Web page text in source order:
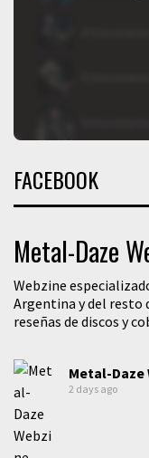
FACEBOOK
Metal-Daze
Webzine
Argentina y del resto
reseñas de discos y
Metal-Daze
2 days ago